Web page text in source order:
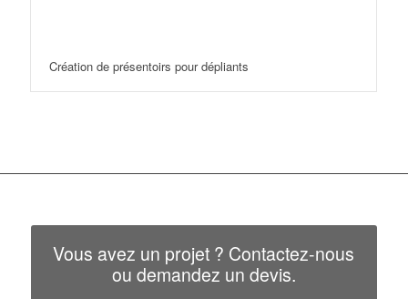
Création de présentoirs pour dépliants
Vous avez un projet ? Contactez-nous
ou demandez un devis.